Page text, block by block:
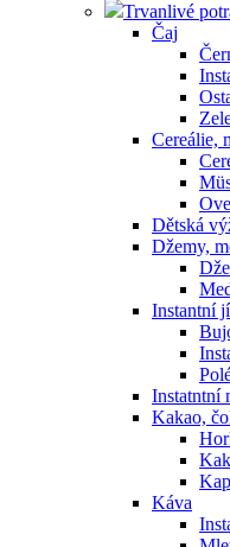
Trvanlivé
Čaj
Cereálie,
Dětská
Džemy,
Instantní
Instatntní
Kakao,
Káva